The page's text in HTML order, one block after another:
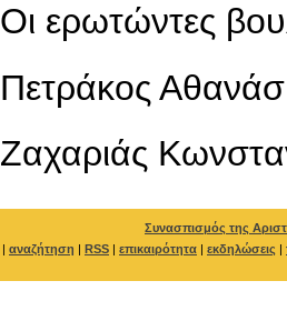
Οι ερωτώντες
Πετράκος
Ζαχαριάς
Συνασπισμός της
| αναζήτηση | RSS | επικαιρότητα | εκδηλώσεις |